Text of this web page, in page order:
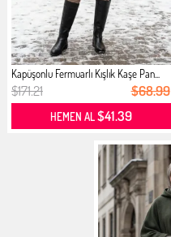
Kapüşonlu Fermuarlı Kışlık Kaşe Pan...
$171.21 $68.99
HEMEN AL$41.39